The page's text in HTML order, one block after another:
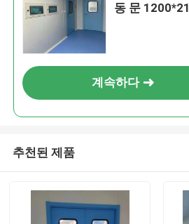
동 문
계속하다
추천된 제품